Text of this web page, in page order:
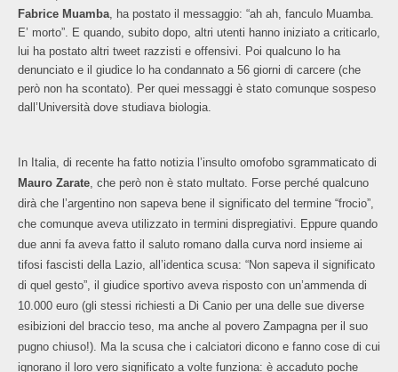
Fabrice Muamba , ha postato il messaggio: “ah ah, fanculo Muamba.
E’ morto”. E quando, subito dopo, altri utenti hanno iniziato a criticarlo,
lui ha postato altri tweet razzisti e offensivi. Poi qualcuno lo ha
denunciato e il giudice lo ha condannato a 56 giorni di carcere (che
però non ha scontato). Per quei messaggi è stato comunque sospeso
dall’Università dove studiava biologia.
In Italia, di recente ha fatto notizia l’insulto omofobo sgrammaticato di
Mauro Zarate , che però non è stato multato. Forse perché qualcuno
dirà che l’argentino non sapeva bene il significato del termine “frocio”,
che comunque aveva utilizzato in termini dispregiativi. Eppure quando
due anni fa aveva fatto il saluto romano dalla curva nord insieme ai
tifosi fascisti della Lazio, all’identica scusa: “Non sapeva il significato
di quel gesto”, il giudice sportivo aveva risposto con un’ammenda di
10.000 euro (gli stessi richiesti a Di Canio per una delle sue diverse
esibizioni del braccio teso, ma anche al povero Zampagna per il suo
pugno chiuso!). Ma la scusa che i calciatori dicono e fanno cose di cui
ignorano il loro vero significato a volte funziona: è accaduto poche